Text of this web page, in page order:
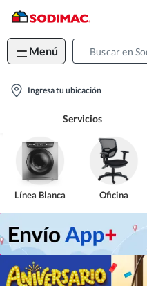
Menú
location-
Ingresa tu ubicación
Servicios
Línea Blanca Oficina